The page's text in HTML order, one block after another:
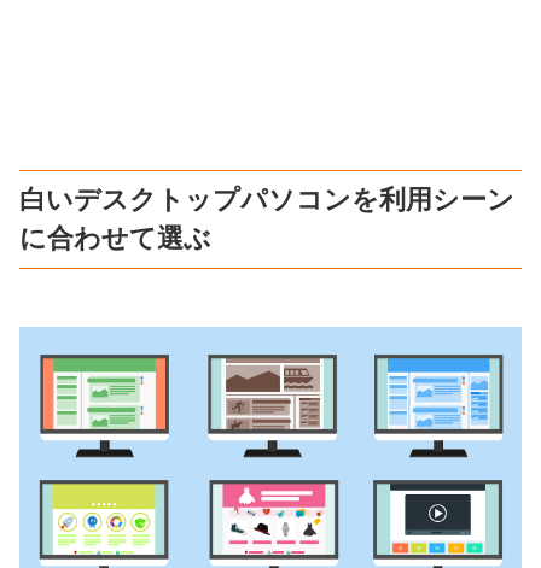
白いデスクトップパソコンを利用シーン
に合わせて選ぶ